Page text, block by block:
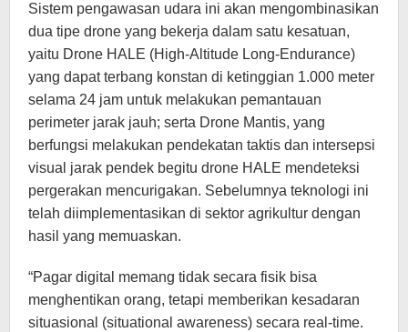
Sistem pengawasan udara ini akan mengombinasikan
dua tipe drone yang bekerja dalam satu kesatuan,
yaitu Drone HALE (High-Altitude Long-Endurance)
yang dapat terbang konstan di ketinggian 1.000 meter
selama 24 jam untuk melakukan pemantauan
perimeter jarak jauh; serta Drone Mantis, yang
berfungsi melakukan pendekatan taktis dan intersepsi
visual jarak pendek begitu drone HALE mendeteksi
pergerakan mencurigakan. Sebelumnya teknologi ini
telah diimplementasikan di sektor agrikultur dengan
hasil yang memuaskan.
“Pagar digital memang tidak secara fisik bisa
menghentikan orang, tetapi memberikan kesadaran
situasional (situational awareness) secara real-time.